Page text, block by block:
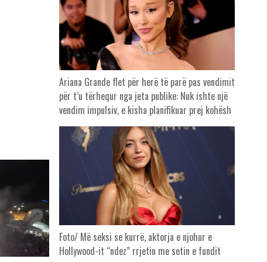
Ariana Grande flet për herë të parë pas vendimit
për t’u tërhequr nga jeta publike: Nuk ishte një
vendim impulsiv, e kisha planifikuar prej kohësh
Foto/ Më seksi se kurrë, aktorja e njohur e
Hollywood-it “ndez” rrjetin me setin e fundit